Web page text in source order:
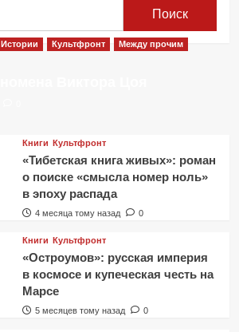
Истории Культфронт
Между прочим
Книги Культфронт
«Тибетская книга живых»: роман
о поиске «смысла номер ноль»
в эпоху распада
4 месяца тому назад 0
Книги Культфронт
«Остроумов»: русская империя
в космосе и купеческая честь на
Марсе
5 месяцев тому назад 0